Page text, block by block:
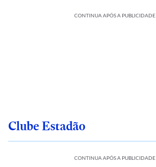
CONTINUA APÓS A PUBLICIDADE
Clube Estadão
CONTINUA APÓS A PUBLICIDADE